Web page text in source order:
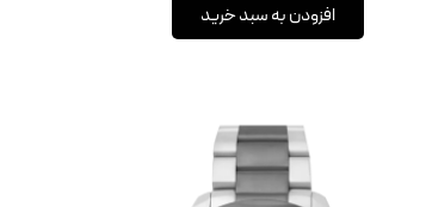
افزودن به سبد خرید